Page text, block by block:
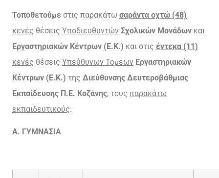
Τοποθετούμε στις παρακάτω σαράντα οχτώ (48)
κενές θέσεις Υποδιευθυντών Σχολικών Μονάδων και
Εργαστηριακών Κέντρων (Ε.Κ.) και στις έντεκα (11)
κενές θέσεις Υπεύθυνων Τομέων Εργαστηριακών
Κέντρων (Ε.Κ.) της Διεύθυνσης Δευτεροβάθμιας
Εκπαίδευσης Π.Ε. Κοζάνης, τους παρακάτω
εκπαιδευτικούς:
Α. ΓΥΜΝΑΣΙΑ